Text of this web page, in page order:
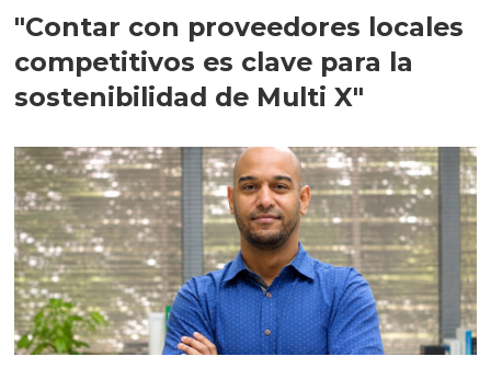
"Contar con proveedores locales
competitivos es clave para la
sostenibilidad de Multi X"